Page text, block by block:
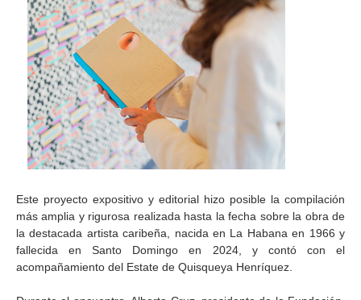
Este proyecto expositivo y editorial hizo posible la compilación
más amplia y rigurosa realizada hasta la fecha sobre la obra de
la destacada artista caribeña, nacida en La Habana en 1966 y
fallecida en Santo Domingo en 2024, y contó con el
acompañamiento del Estate de Quisqueya Henríquez.